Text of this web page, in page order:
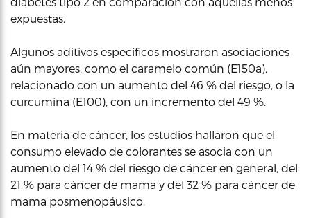
expuestas.
Algunos aditivos específicos mostraron asociaciones
aún mayores, como el caramelo común (E150a),
relacionado con un aumento del 46 % del riesgo, o la
curcumina (E100), con un incremento del 49 %.
En materia de cáncer, los estudios hallaron que el
consumo elevado de colorantes se asocia con un
aumento del 14 % del riesgo de cáncer en general, del
21 % para cáncer de mama y del 32 % para cáncer de
mama posmenopáusico.